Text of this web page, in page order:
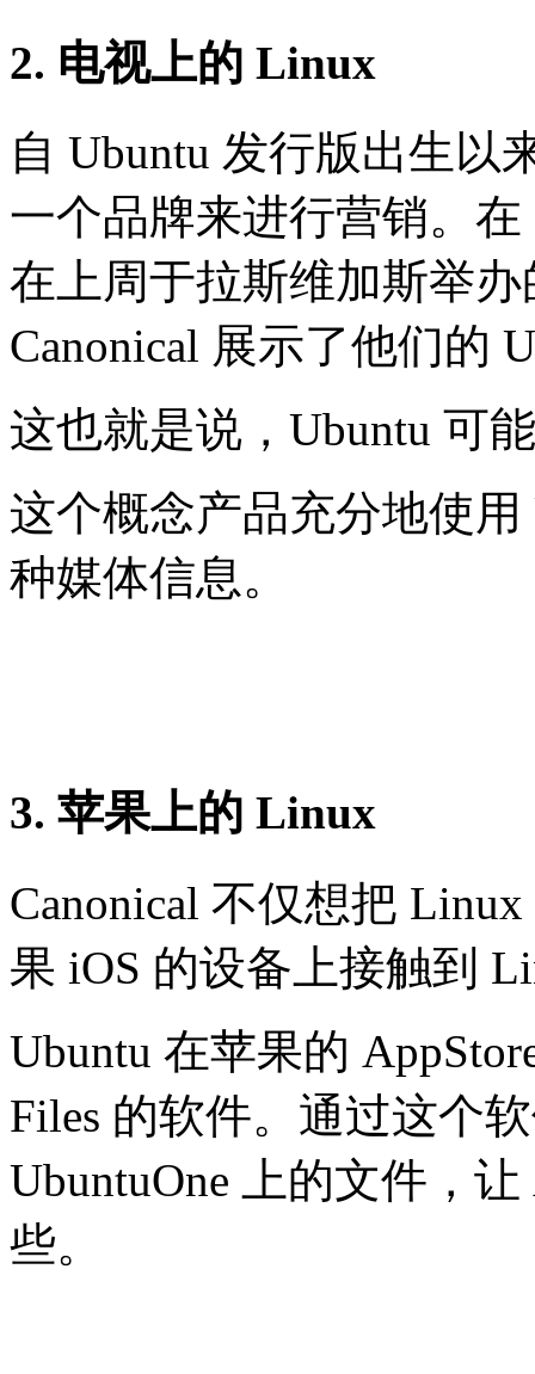
2. 电视上的 Linux
自 Ubuntu 发行版出生以
一个品牌来进行营销。
在上周于拉斯维加斯举
Canonical 展示了他们的
这也就是说，Ubuntu 可
这个概念产品充分地使
种媒体信息。
3. 苹果上的 Linux
Canonical 不仅想把
果 iOS 的设备上接触到
Ubuntu 在苹果的
Files 的软件。通过这个
UbuntuOne 上的文件，
些。